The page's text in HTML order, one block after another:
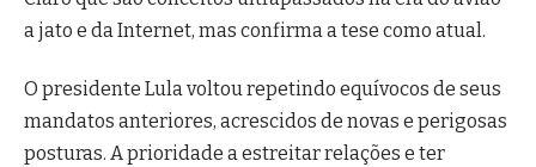
a jato e da Internet, mas confirma a tese como atual.
O presidente Lula voltou repetindo equívocos de seus
mandatos anteriores, acrescidos de novas e perigosas
posturas. A prioridade a estreitar relações e ter